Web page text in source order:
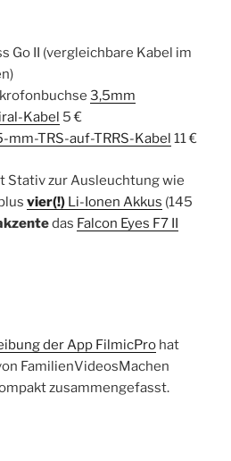
Go II (vergleichbare Kabel im
3,5mm
Kabel 5 €
mm-TRS-auf-TRRS-Kabel 11 €
Stativ zur Ausleuchtung wie
vier(!) Li-Ionen Akkus (145
das Falcon Eyes F7 II
der App FilmicPro hat
FamilienVideosMachen
zusammengefasst.